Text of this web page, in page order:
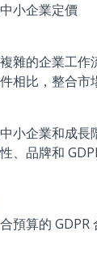
小企業定價
雜的企業工作
相比，整合市
小企業和成長
、品牌和
預算的 GDPR